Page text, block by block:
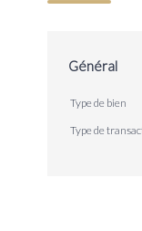
Général
Type de bien
Type de